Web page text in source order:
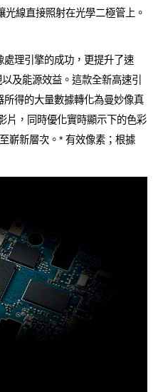
線直接照射在光學二極管上。
處理引擎的成功，更提升了速
及能源效益。這款全新高速引
得的大量數據轉化為曼妙像真
片，同時優化實時顯示下的色彩
嶄新層次。* 有效像素；根據